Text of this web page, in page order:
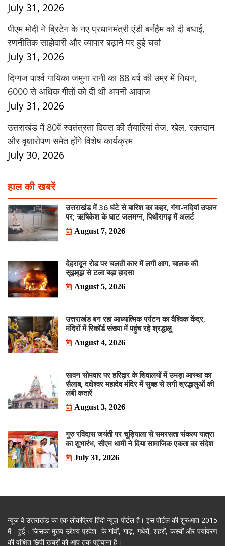
July 31, 2026
पीएम मोदी ने ब्रिटेन के नए प्रधानमंत्री एंडी बर्नहैम को दी बधाई,
रणनीतिक साझेदारी और व्यापार बढ़ाने पर हुई चर्चा
July 31, 2026
दिग्गज पार्श्व गायिका जमुना रानी का 88 वर्ष की उम्र में निधन,
6000 से अधिक गीतों को दी थी अपनी आवाज
July 31, 2026
उत्तराखंड में 80वें स्वतंत्रता दिवस की तैयारियां तेज, खेल, रक्तदान
और वृक्षारोपण समेत होंगे विशेष कार्यक्रम
July 30, 2026
हाल की खबरें
उत्तराखंड में 36 घंटे से बारिश का कहर, गंगा-नदियां उफान
पर; ऋषिकेश के घाट जलमग्न, पिथौरागढ़ में अलर्ट
August 7, 2026
देहरादून रोड पर चलती कार में लगी आग, चालक की
सूझबूझ से टला बड़ा हादसा
August 5, 2026
उत्तराखंड बन रहा आध्यात्मिक पर्यटन का वैश्विक केंद्र,
मंदिरों में रिकॉर्ड संख्या में पहुंच रहे श्रद्धालु
August 4, 2026
सावन सोमवार पर हरिद्वार के शिवालयों में उमड़ा आस्था का
सैलाब, दक्षेश्वर महादेव मंदिर में सुबह से लगी श्रद्धालुओं की
लंबी कतारें
August 3, 2026
गुरु रविदास जयंती पर चुड़ियाला से समरसता संकल्प यात्रा
का शुभारंभ, सीएम धामी ने दिया सामाजिक एकता का संदेश
July 31, 2026
न्यूज़ वे उत्तराखंड का एक लोकप्रिय हिंदी न्यूज़ पोर्टल है। इस पोर्टल की शुरुआत 2015
में हुई। जिसका मुख्य उद्देश्य प्रदेश के गांवों, गाड़, गधेरों, शहरों, कस्बों और पर्यावरण
की वांक्षित छिपी खबरों को आप तक पहुंचाना है।